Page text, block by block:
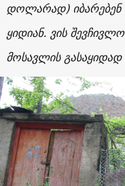
დოლარად)
ყიდიან. ვის
მოსავლის გასაყიდად